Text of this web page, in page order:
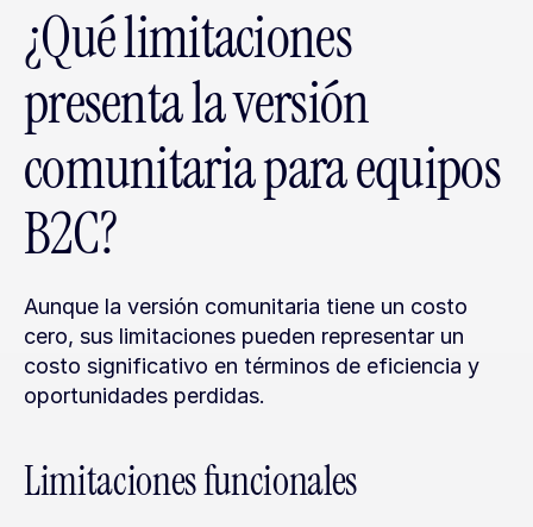
¿Qué limitaciones
presenta la versión
comunitaria para equipos
B2C?
Aunque la versión comunitaria tiene un costo
cero, sus limitaciones pueden representar un
costo significativo en términos de eficiencia y
oportunidades perdidas.
Limitaciones funcionales